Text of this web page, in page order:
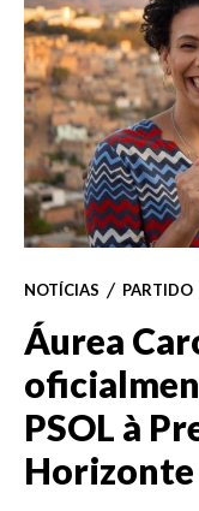
NOTÍCIAS PARTIDO
Áurea
PSOL à
Horizonte